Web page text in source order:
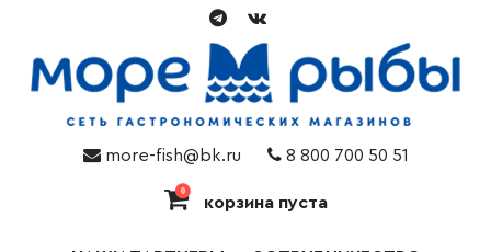
more-fish@bk.ru 8 800 700 50 51
0
корзина пуста